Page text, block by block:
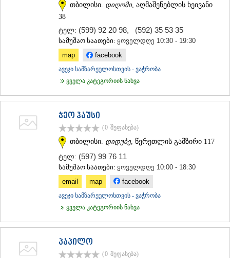
ᲛᲪᲮᲔᲗᲐ–ᲛᲗᲘᲐᲜᲔᲗᲘ
ᲡᲢᲔᲤᲐᲜᲬᲛᲘᲜᲓᲐ (ᲧᲐᲖᲑᲔᲒᲘ)
ᲐᲛᲑᲠᲝᲚᲐᲣᲠᲘ
ᲝᲜᲘ
ᲡᲐᲛᲔᲒᲠᲔᲚᲝ/ᲖᲔᲛᲝ ᲡᲕᲐᲜᲔᲗᲘ
ᲬᲐᲚᲔᲜᲯᲘᲮᲐ
ᲐᲜᲐᲙᲚᲘᲐ
თბილისი. დიღომი, აღმაშენებლის ხეივანი
38
ტელ: (599) 92 20 98, (592) 35 53 35
სამუშაო საათები: ყოველდღე 10:30 - 19:30
map
facebook
ავეჯი სამზარეულოსთვის - ვაჭრობა
ყველა კატეგორიის ნახვა
ჯეო ჰაუსი
(0 შეფასება)
თბილისი. დიდუბე , წერეთლის გამზირი 117
ტელ: (597) 99 76 11
სამუშაო საათები: ყოველდღე 10:00 - 18:30
email
map facebook
ავეჯი სამზარეულოსთვის - ვაჭრობა
ყველა კატეგორიის ნახვა
პაპილო
(0 შეფასება)